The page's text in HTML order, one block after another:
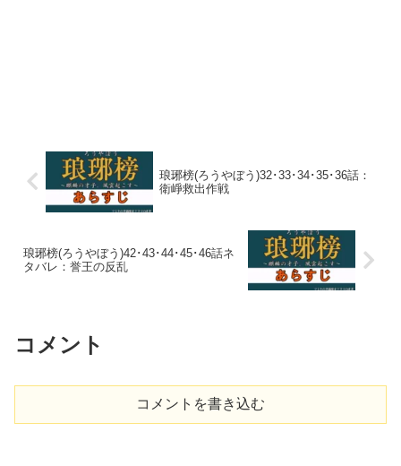
琅琊榜(ろうやぼう)32･33･34･35･36話：
衛崢救出作戦
琅琊榜(ろうやぼう)42･43･44･45･46話ネ
タバレ：誉王の反乱
コメント
コメントを書き込む